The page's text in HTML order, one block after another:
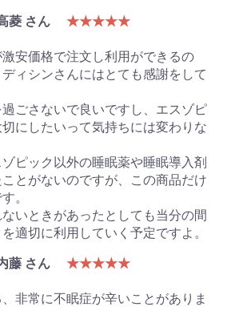
菱 さん
★★★★★
安価格で注文し利用ができるの
ィシンさんにはとても感謝をして
ごさないで良いですし、エスゾピ
にしたいって気持ちには変わりな
ピック以外の睡眠薬や睡眠導入剤
とがないのですが、この商品だけ
。
いときがあったとしても当分の間
適切に利用していく予定ですよ。
藤 さん
★★★★★
非常に不眠症が辛いことがありま